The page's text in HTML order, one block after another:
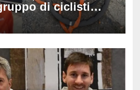
di ciclisti
lite: arrestato
racconto choc di un